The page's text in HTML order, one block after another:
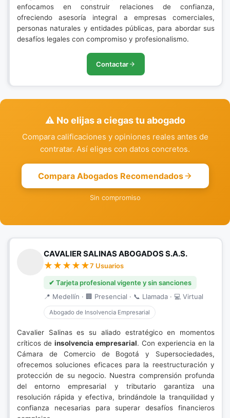
enfocamos en construir relaciones de confianza,
ofreciendo asesoría integral a empresas comerciales,
personas naturales y entidades públicas, para abordar sus
desafíos legales con compromiso y profesionalismo.
Contactar
⚠️ No elijas a ciegas tu abogado
Compara calificaciones y opiniones reales antes de
contratar. Así eliges con datos concretos.
Compara Abogados Recomendados
Sin compromiso
CAVALIER SALINAS ABOGADOS S.A.S.
7 Usuarios
✔ Tarjeta profesional vigente y sin sanciones
📍 Medellín · 🏢 Presencial · 📞 Llamada · 💻 Virtual
Abogado de Insolvencia Empresarial
Cavalier Salinas es su aliado estratégico en momentos
críticos de insolvencia empresarial. Con experiencia en la
Cámara de Comercio de Bogotá y Supersociedades,
ofrecemos soluciones eficaces para la reestructuración y
protección de su negocio. Nuestra comprensión profunda
del entorno empresarial y tributario garantiza una
resolución rápida y efectiva, brindándole la tranquilidad y
confianza necesarias para superar desafíos financieros